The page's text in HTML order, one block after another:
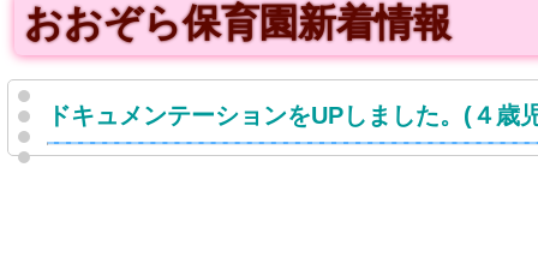
おおぞら保育園新着情報
ドキュメンテーションをUPしました。(４歳